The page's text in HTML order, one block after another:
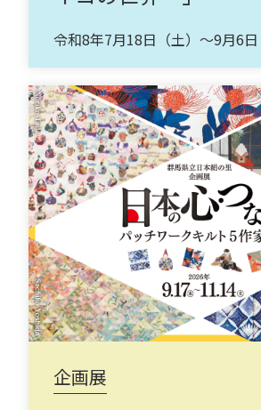
令和8年7月18日（土）～9月6日
企画展